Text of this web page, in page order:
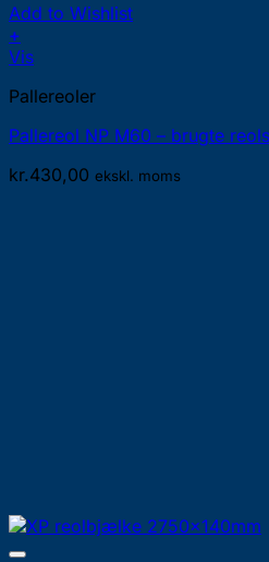
Add to Wishlist
+
Vis
Pallereoler
Pallereol NP M60 – brugte
kr.430,00 ekskl. moms